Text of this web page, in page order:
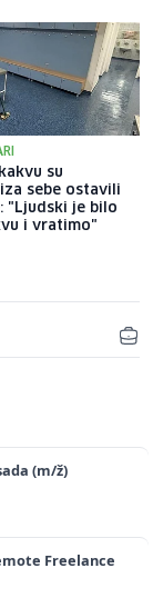
su
sebe ostavili
"Ljudski je bilo
i vratimo"
(m/ž)
Freelance